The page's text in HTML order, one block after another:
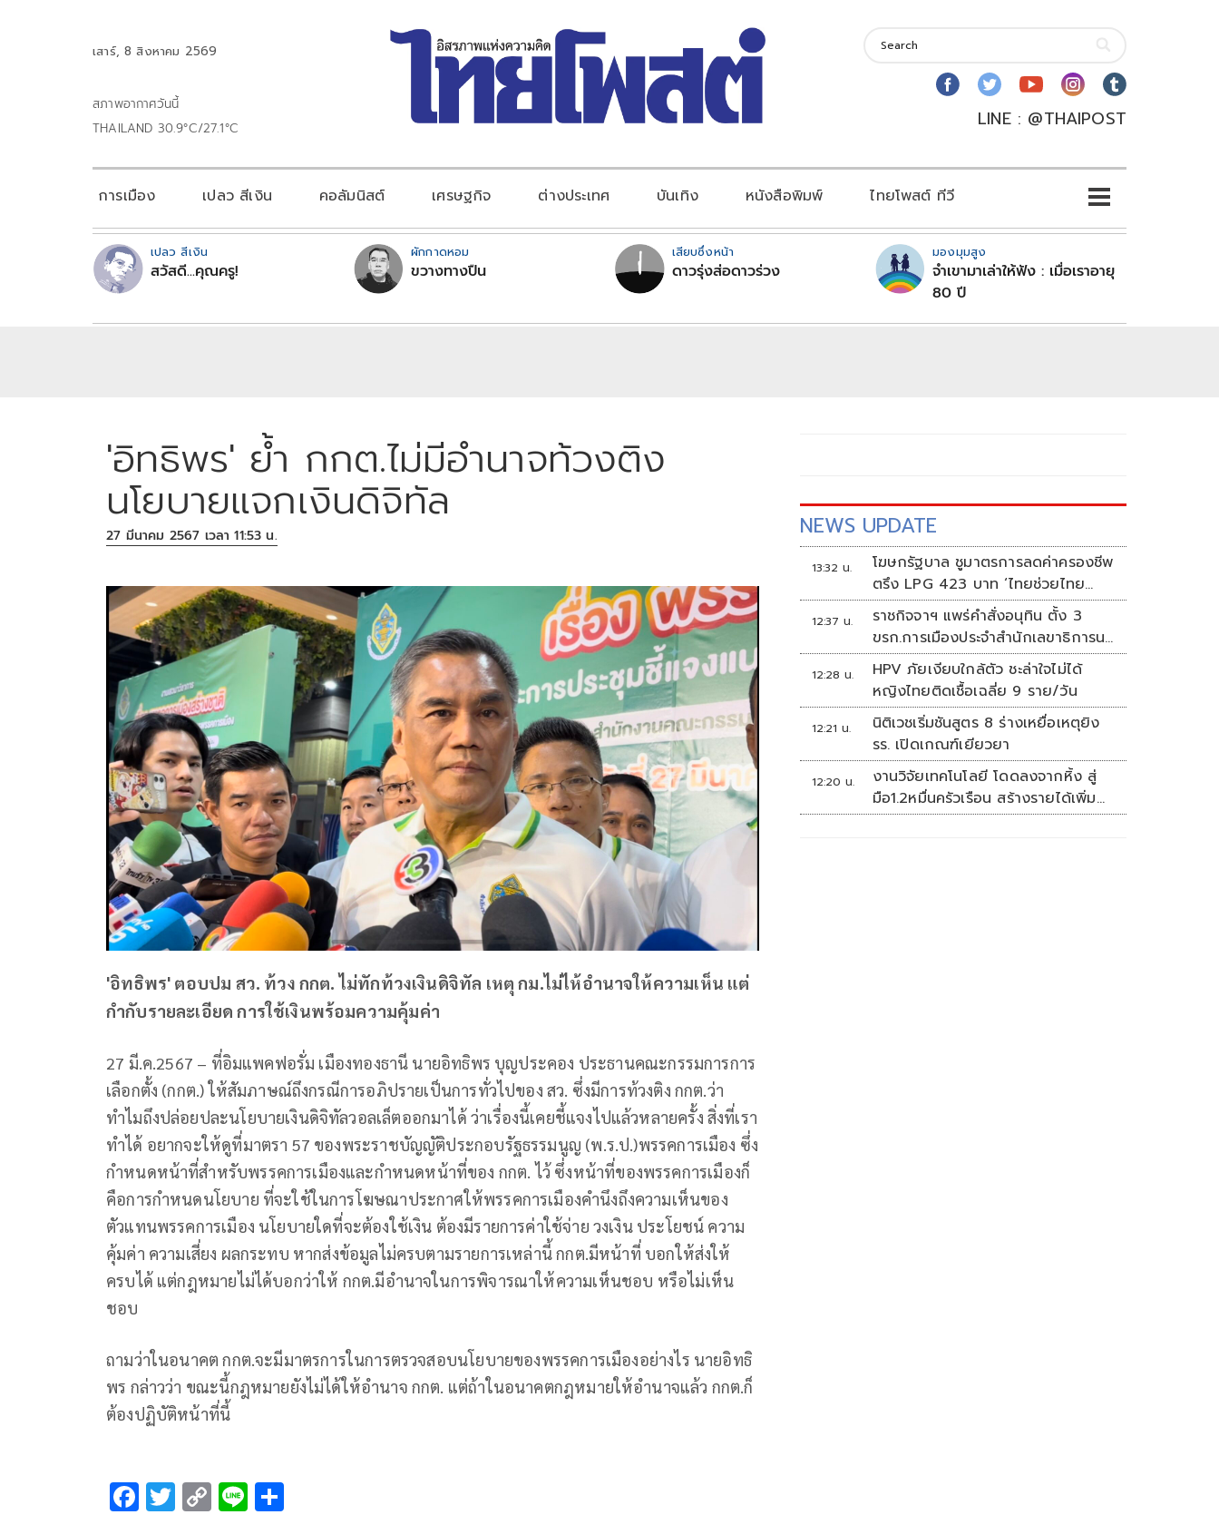
เสาร์, 8 สิงหาคม 2569
สภาพอากาศวันนี้
THAILAND 30.9°C/27.1°C
LINE : @THAIPOST
การเมือง เปลว สีเงิน คอลัมนิสต์ เศรษฐกิจ ต่างประเทศ บันเทิง หนังสือพิมพ์ ไทยโพสต์ ทีวี
เปลว สีเงิน
สวัสดี...คุณครู!
ผักกาดหอม
ขวางทางปืน
เสียบซึ่งหน้า
ดาวรุ่งส่อดาวร่วง
มองมุมสูง
จำเขามาเล่าให้ฟัง : เมื่อเราอายุ
80 ปี
'อิทธิพร' ย้ำ กกต.ไม่มีอำนาจท้วงติง
นโยบายแจกเงินดิจิทัล
27 มีนาคม 2567 เวลา 11:53 น.
'อิทธิพร' ตอบปม สว. ท้วง กกต. ไม่ทักท้วงเงินดิจิทัล เหตุ กม.ไม่ไห้อำนาจให้ความเห็น แต่
กำกับรายละเอียด การใช้เงินพร้อมความคุ้มค่า
27 มี.ค.2567 – ที่อิมแพคฟอรั่ม เมืองทองธานี นายอิทธิพร บุญประคอง ประธานคณะกรรมการการ
เลือกตั้ง (กกต.) ให้สัมภาษณ์ถึงกรณีการอภิปรายเป็นการทั่วไปของ สว. ซึ่งมีการท้วงติง กกต.ว่า
ทำไมถึงปล่อยปละนโยบายเงินดิจิทัลวอลเล็ตออกมาได้ ว่าเรื่องนี้เคยชี้แจงไปแล้วหลายครั้ง สิ่งที่เรา
ทำได้ อยากจะให้ดูที่มาตรา 57 ของพระราชบัญญัติประกอบรัฐธรรมนูญ (พ.ร.ป.)​พรรคการเมือง ซึ่ง
กำหนดหน้าที่สำหรับพรรคการเมืองและกำหนดหน้าที่ของ กกต. ไว้ ซึ่งหน้าที่ของพรรคการเมืองก็
คือการกำหนดนโยบาย ที่จะใช้ในการโฆษณาประกาศให้พรรคการเมืองคำนึงถึงความเห็นของ
ตัวแทนพรรคการเมือง นโยบายใดที่จะต้องใช้เงิน ต้องมีรายการค่าใช้จ่าย วงเงิน ประโยชน์ ความ
คุ้มค่า ความเสี่ยง ผลกระทบ หากส่งข้อมูลไม่ครบตามรายการเหล่านี้ กกต.มีหน้าที่ บอกให้ส่งให้
ครบได้ แต่กฎหมายไม่ได้บอกว่าให้ กกต.มีอำนาจในการพิจารณาให้ความเห็นชอบ หรือไม่เห็น
ชอบ
ถามว่าในอนาคต กกต.จะมีมาตรการในการตรวจสอบนโยบายของพรรคการเมืองอย่างไร นายอิทธิ
พร กล่าวว่า ขณะนี้กฎหมายยังไม่ได้ให้อำนาจ กกต. แต่ถ้าในอนาคตกฎหมายให้อำนาจแล้ว กกต.ก็
ต้องปฏิบัติหน้าที่นี้
F T C Li
NEWS UPDATE
13:32 น.
โฆษกรัฐบาล ชูมาตรการลดค่าครองชีพ
ตรึง LPG 423 บาท ‘ไทยช่วยไทย
พลัส’ ดันเงินหมุนแสนล้าน
12:37 น.
ราชกิจจาฯ แพร่คำสั่งอนุทิน ตั้ง 3
ขรก.การเมืองประจำสำนักเลขาธิการนา
ยกฯ
12:28 น.
HPV ภัยเงียบใกล้ตัว ชะล่าใจไม่ได้
หญิงไทยติดเชื้อเฉลี่ย 9 ราย/วัน
12:21 น.
นิติเวชเริ่มชันสูตร 8 ร่างเหยื่อเหตุยิง
รร. เปิดเกณฑ์เยียวยา
12:20 น.
งานวิจัยเทคโนโลยี โดดลงจากหิ้ง สู่
มือ1.2หมื่นครัวเรือน สร้างรายได้เพิ่ม
ทุกเดือน